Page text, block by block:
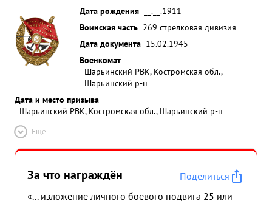
Дата рождения
__.__.1911
Воинская часть 269 стрелковая дивизия
Дата документа 15.02.1945
Военкомат
Шарьинский РВК, Костромская обл.,
Шарьинский р-н
Дата и место призыва
Шарьинский РВК, Костромская обл., Шарьинский р-н
Ещё
За что награждён
Поделиться
«... изложение личного боевого подвига 25 или